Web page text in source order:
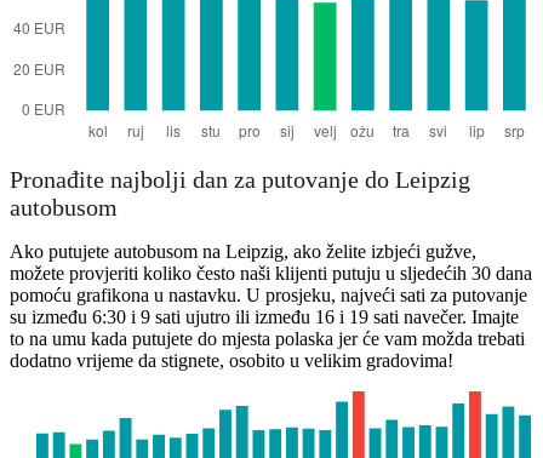
Pronađite najbolji dan za putovanje do Leipzig
autobusom
Ako putujete autobusom na Leipzig, ako želite izbjeći gužve,
možete provjeriti koliko često naši klijenti putuju u sljedećih 30 dana
pomoću grafikona u nastavku. U prosjeku, najveći sati za putovanje
su između 6:30 i 9 sati ujutro ili između 16 i 19 sati navečer. Imajte
to na umu kada putujete do mjesta polaska jer će vam možda trebati
dodatno vrijeme da stignete, osobito u velikim gradovima!